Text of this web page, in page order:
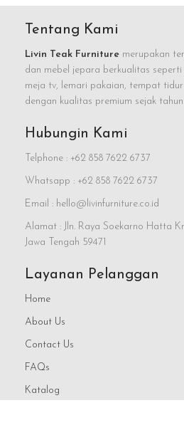
Tentang Kami
Livin Teak Furniture merupakan
dan mebel jepara berkualitas
meja tv, lemari pakaian, tempat
dengan kualitas premium sejak
Hubungin Kami
Telphone : +62 858 7622 6737
Whatsapp : +62 858 7622 6737
Email : hello@livinfurniture.co.id
Alamat : Jln. Raya Soekarno Hatta
Jawa Tengah 59471
Layanan Pelanggan
Home
About Us
Contact Us
FAQs
Katalog